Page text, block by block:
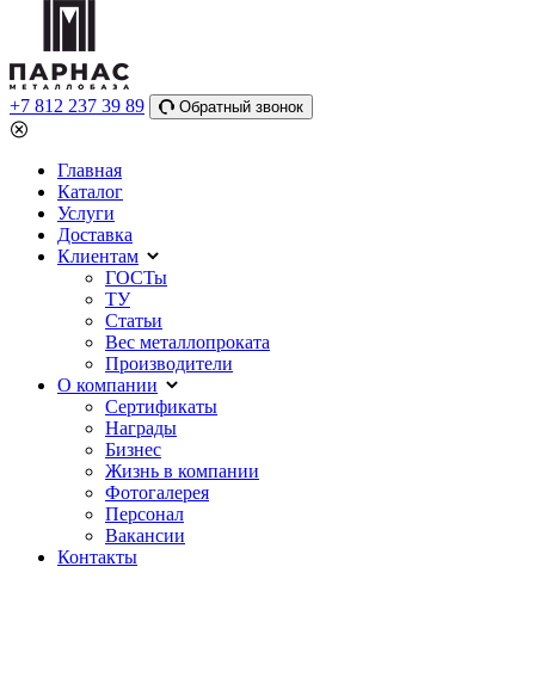
+7 812 237 39 89 Обратный звонок
Главная
Каталог
Услуги
Доставка
Клиентам
ГОСТы
ТУ
Статьи
Вес металлопроката
Производители
О компании
Сертификаты
Награды
Бизнес
Жизнь в компании
Фотогалерея
Персонал
Вакансии
Контакты